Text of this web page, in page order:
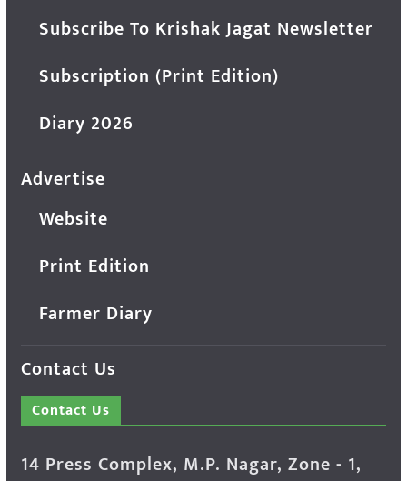
Subscribe To Krishak Jagat Newsletter
Subscription (Print Edition)
Diary 2026
Advertise
Website
Print Edition
Farmer Diary
Contact Us
Contact Us
14 Press Complex, M.P. Nagar, Zone - 1,